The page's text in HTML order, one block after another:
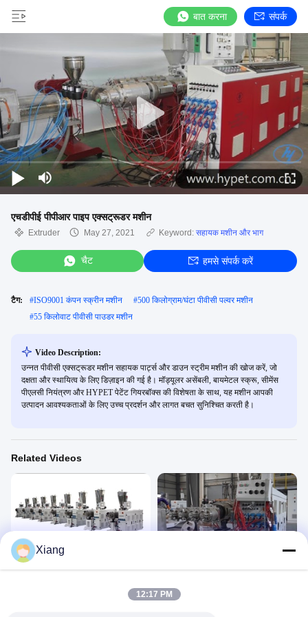
बात करना संपर्क
एचडीपीई पीपीआर पाइप एक्सट्रूडर मशीन
Extruder May 27, 2021 Keyword: सहायक मशीन और भाग
चैट हमसे संपर्क करें
टैग: #ISO9001 कंपन स्क्रीन मशीन #500 किलोग्राम/घंटा पीवीसी पल्वर मशीन
#55 किलोवाट पीवीसी पाउडर मशीन
Video Description:
उन्नत पीवीसी एक्सट्रूडर मशीन सहायक पार्ट्स और डाउन स्ट्रीम मशीन की खोज करें, जो
दक्षता और स्थायित्व के लिए डिज़ाइन की गई है। मॉड्यूलर असेंबली, बायमेटल स्क्रू, सीमेंस
पीएलसी नियंत्रण और HYPET पेटेंट गियरबॉक्स की विशेषता के साथ, यह मशीन आपकी
उत्पादन आवश्यकताओं के लिए उच्च प्रदर्शन और लागत बचत सुनिश्चित करती है।
Related Videos
हाइपेट एक्सट्रूडर
February 19, 2022
Xiang
12:17 PM